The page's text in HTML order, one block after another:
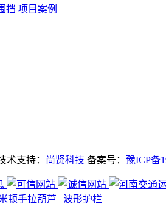
挡 项目案例
术支持： 尚贤科技 备案号： 豫ICP备
顿手拉葫芦 | 波形护栏